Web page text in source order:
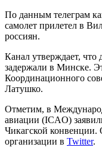
По данным телеграм
самолет прилетел в
россиян.
Канал утверждает,
задержали в Минске.
Координационного
Латушко.
Отметим, в
авиации (ICAO)
Чикагской конвенции.
организации в Twitter.